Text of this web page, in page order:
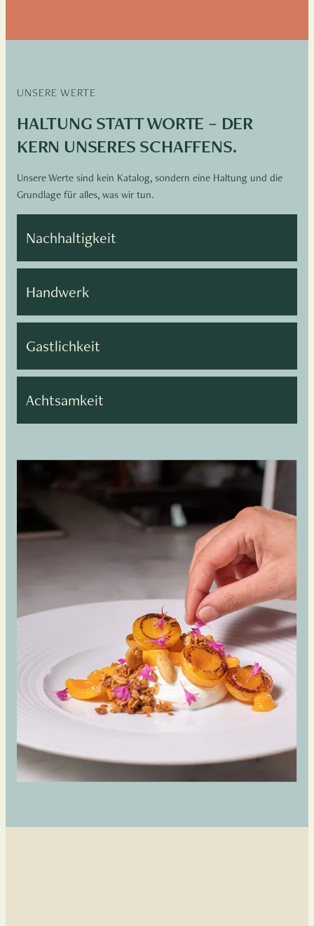
UNSERE WERTE
HALTUNG STATT WORTE – DER
KERN UNSERES SCHAFFENS.
Unsere Werte sind kein Katalog, sondern eine Haltung und die
Grundlage für alles, was wir tun.
Nachhaltigkeit
Handwerk
Gastlichkeit
Achtsamkeit